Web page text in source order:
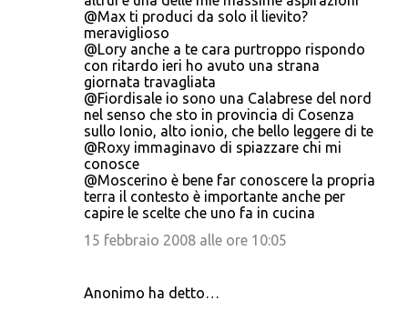
@Max ti produci da solo il lievito?
meraviglioso
@Lory anche a te cara purtroppo rispondo
con ritardo ieri ho avuto una strana
giornata travagliata
@Fiordisale io sono una Calabrese del nord
nel senso che sto in provincia di Cosenza
sullo Ionio, alto ionio, che bello leggere di te
@Roxy immaginavo di spiazzare chi mi
conosce
@Moscerino è bene far conoscere la propria
terra il contesto è importante anche per
capire le scelte che uno fa in cucina
15 febbraio 2008 alle ore 10:05
Anonimo ha detto…